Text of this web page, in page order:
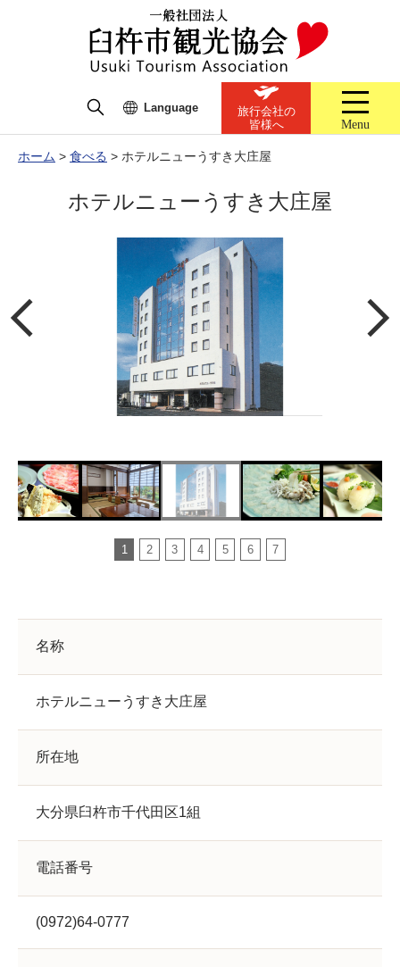
Language
旅行会社の
皆様へ
Menu
ホーム > 食べる > ホテルニューうすき大庄屋
ホテルニューうすき大庄屋
1 2 3 4 5 6 7
名称
ホテルニューうすき大庄屋
所在地
大分県臼杵市千代田区1組
電話番号
(0972)64-0777